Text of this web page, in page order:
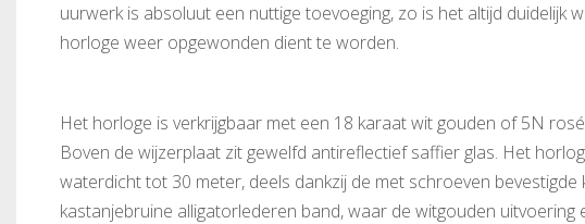
uurwerk is absoluut een nuttige toevoeging, zo is het altijd duidelijk
horloge weer opgewonden dient te worden.
Het horloge is verkrijgbaar met een 18 karaat wit gouden of 5N
Boven de wijzerplaat zit gewelfd antireflectief saffier glas. Het
waterdicht tot 30 meter, deels dankzij de met schroeven
kastanjebruine alligatorlederen band, waar de witgouden